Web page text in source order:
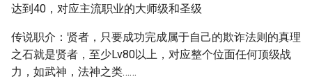
达到40，对应主流职业的大师级和圣级
传说职介：贤者，只要成功完成属于自己的欺诈法则的真理
之石就是贤者，至少Lv80以上，对应整个位面任何顶级战
力，如武神，法神之类……